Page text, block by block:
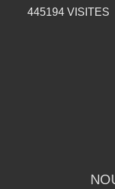
445194 VISITES